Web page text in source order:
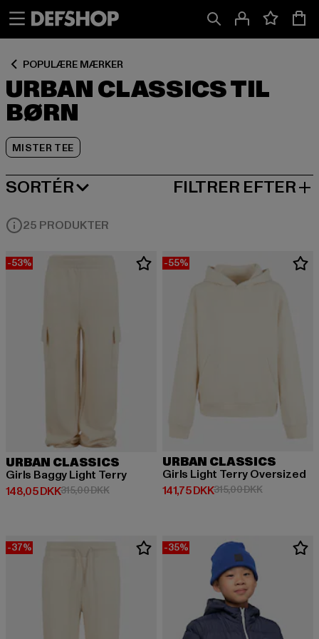
POPULÆRE MÆRKER
URBAN CLASSICS TIL
BØRN
MISTER TEE
SORTÉR
MEST POPULÆRE FILTRER EFTER
25 PRODUKTER
-53%
URBAN CLASSICS
Girls Baggy Light Terry
148,05 DKK
Nuværende pris: 148,05 DKK
315,00 DKKKampagnepris: 315,00 DKK
-55%
URBAN CLASSICS
Girls Light Terry Oversized
141,75 DKK
Nuværende pris: 141,75 DKK
315,00 DKK
-37% -35%